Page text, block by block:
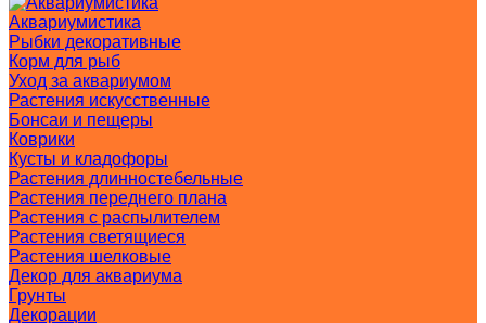
Аквариумистика
Рыбки декоративные
Корм для рыб
Уход за аквариумом
Растения искусственные
Бонсаи и пещеры
Коврики
Кусты и кладофоры
Растения длинностебельные
Растения переднего плана
Растения с распылителем
Растения светящиеся
Растения шелковые
Декор для аквариума
Грунты
Декорации